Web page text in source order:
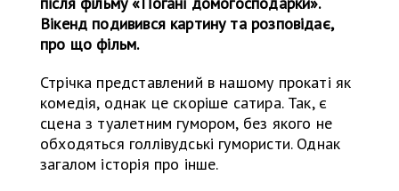
Вікенд подивився картину та розповідає,
про що фільм.
Стрічка представлений в нашому прокаті як
комедія, однак це скоріше сатира. Так, є
сцена з туалетним гумором, без якого не
обходяться голлівудські гумористи. Однак
загалом історія про інше.